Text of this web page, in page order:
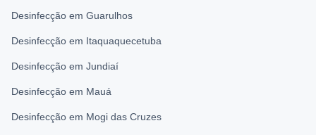
Desinfecção em Guarulhos
Desinfecção em Itaquaquecetuba
Desinfecção em Jundiaí
Desinfecção em Mauá
Desinfecção em Mogi das Cruzes